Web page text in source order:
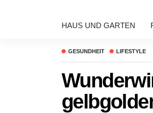
HAUS UND GARTEN
GESUNDHEIT LIFESTYLE